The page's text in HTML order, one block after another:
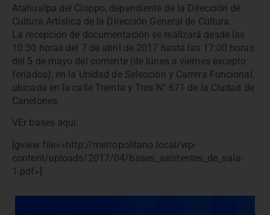
Atahualpa del Cioppo, dependiente de la Dirección de
Cultura Artística de la Dirección General de Cultura.
La recepción de documentación se realizará desde las
10:30 horas del 7 de abril de 2017 hasta las 17:00 horas
del 5 de mayo del corriente (de lunes a viernes excepto
feriados), en la Unidad de Selección y Carrera Funcional,
ubicada en la calle Treinta y Tres N° 671 de la Ciudad de
Canelones.
VEr bases aquí:
[gview file=»http://metropolitano.local/wp-
content/uploads/2017/04/bases_asistentes_de_sala-
1.pdf»]